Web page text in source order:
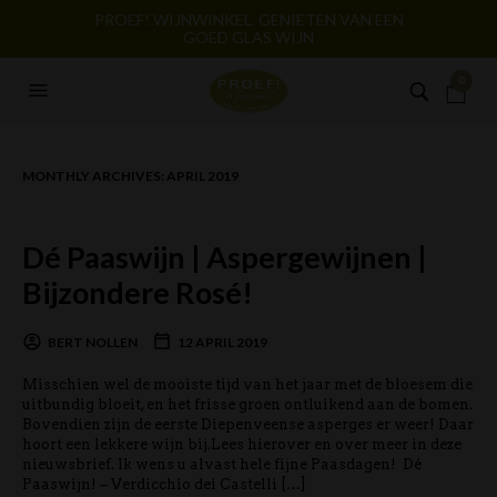
PROEF! WIJNWINKEL. GENIETEN VAN EEN
GOED GLAS WIJN
MONTHLY ARCHIVES: APRIL 2019
Dé Paaswijn | Aspergewijnen |
Bijzondere Rosé!
BERT NOLLEN 12 APRIL 2019
Misschien wel de mooiste tijd van het jaar met de bloesem die
uitbundig bloeit, en het frisse groen ontluikend aan de bomen.
Bovendien zijn de eerste Diepenveense asperges er weer! Daar
hoort een lekkere wijn bij.Lees hierover en over meer in deze
nieuwsbrief. Ik wens u alvast hele fijne Paasdagen! Dé
Paaswijn! – Verdicchio dei Castelli […]